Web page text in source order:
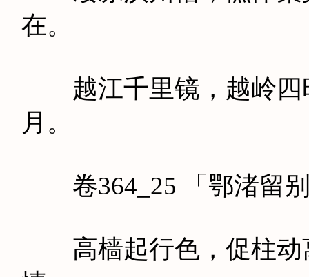
在。
越江千里镜，越岭四
月。
卷364_25 「鄂渚留别
高樯起行色，促柱动